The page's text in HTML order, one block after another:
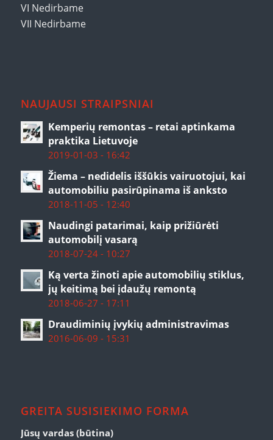
VI Nedirbame
VII Nedirbame
NAUJAUSI STRAIPSNIAI
Kemperių remontas – retai aptinkama
praktika Lietuvoje
2019-01-03 - 16:42
Žiema – nedidelis iššūkis vairuotojui, kai
automobiliu pasirūpinama iš anksto
2018-11-05 - 12:40
Naudingi patarimai, kaip prižiūrėti
automobilį vasarą
2018-07-24 - 10:27
Ką verta žinoti apie automobilių stiklus,
jų keitimą bei įdaužų remontą
2018-06-27 - 17:11
Draudiminių įvykių administravimas
2016-06-09 - 15:31
GREITA SUSISIEKIMO FORMA
Jūsų vardas (būtina)